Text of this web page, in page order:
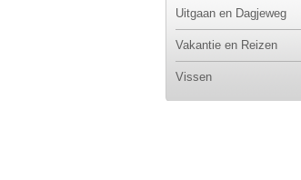
Uitgaan en Dagjeweg
Vakantie en Reizen
Vissen